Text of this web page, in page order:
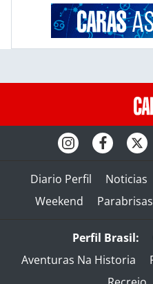
Diario Perfil Noticias
Weekend
Parabrisas
Perfil Brasil:
Aventuras Na Historia